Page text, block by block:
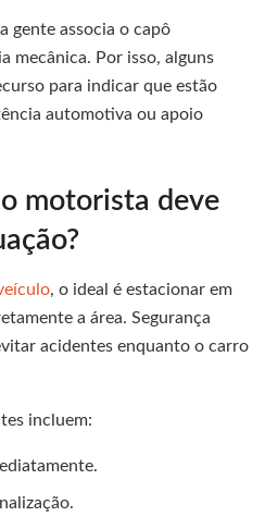
gente associa o capô
mecânica. Por isso, alguns
para indicar que estão
automotiva ou apoio
motorista deve
, o ideal é estacionar em
a área. Segurança
acidentes enquanto o carro
incluem: